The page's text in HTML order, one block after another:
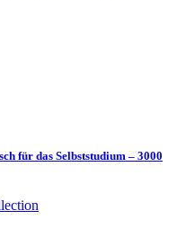
für das Selbststudium – 3000